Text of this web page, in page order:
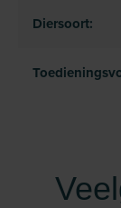
Diersoort: